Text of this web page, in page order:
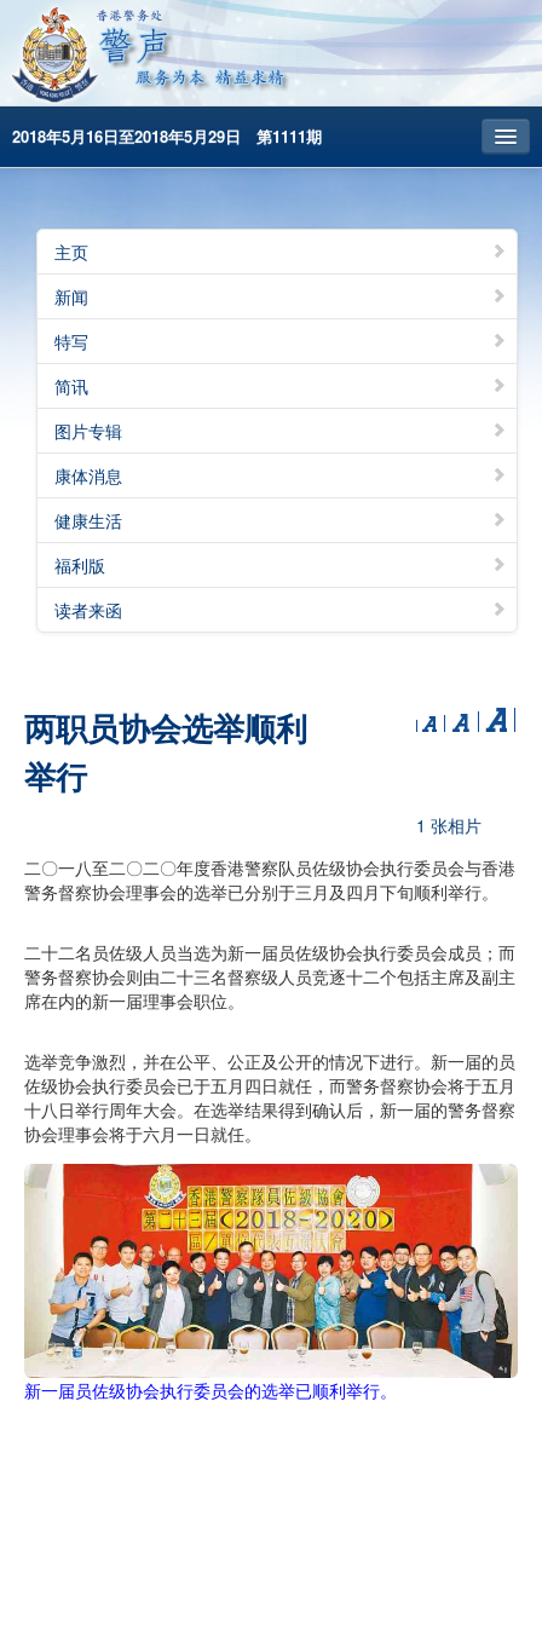
2018年5月16日至2018年5月29日 第1111期
昔日警声
警务处主页
繁體版
English
主页
新闻
特写
简讯
图片专辑
康体消息
健康生活
福利版
读者来函
两职员协会选举顺利
举行
1 张相片
二〇一八至二〇二〇年度香港警察队员佐级协会执行委员会与香港
警务督察协会理事会的选举已分别于三月及四月下旬顺利举行。
二十二名员佐级人员当选为新一届员佐级协会执行委员会成员；而
警务督察协会则由二十三名督察级人员竞逐十二个包括主席及副主
席在内的新一届理事会职位。
选举竞争激烈，并在公平、公正及公开的情况下进行。新一届的员
佐级协会执行委员会已于五月四日就任，而警务督察协会将于五月
十八日举行周年大会。在选举结果得到确认后，新一届的警务督察
协会理事会将于六月一日就任。
新一届员佐级协会执行委员会的选举已顺利举行。